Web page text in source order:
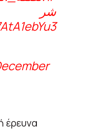
شر
έρευνα